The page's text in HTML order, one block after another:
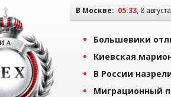
В Москве: 05:33, 8
Большевики
Киевская
В России
Миграционный